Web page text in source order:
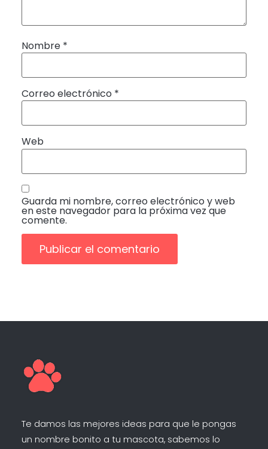
Nombre *
Correo electrónico *
Web
Guarda mi nombre, correo electrónico y web
en este navegador para la próxima vez que
comente.
Te damos las mejores ideas para que le pongas
un nombre bonito a tu mascota, sabemos lo